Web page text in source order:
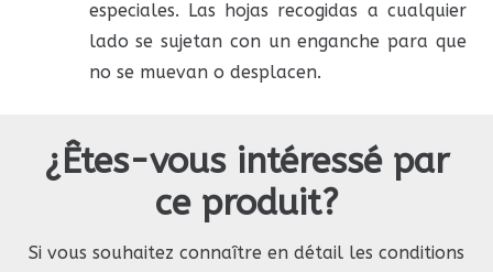
especiales. Las hojas recogidas a cualquier
lado se sujetan con un enganche para que
no se muevan o desplacen.
¿Êtes-vous intéressé par
ce produit?
Si vous souhaitez connaître en détail les conditions